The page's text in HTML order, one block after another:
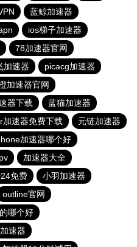
蓝鲸加速器
ios梯子加速器
78加速器官网
加速器
picacg加速器
加速器官网
器下载
蓝猫加速器
加速器免费下载
元链加速器
加速器哪个好
加速器大全
免费
小羽加速器
outline官网
哪个好
速器